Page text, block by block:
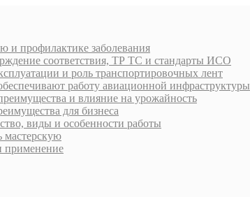
и профилактике заболевания
соответствия, ТР ТС и стандарты ИСО
и роль транспортировочных лент
работу авиационной инфраструктуры
и влияние на урожайность
для бизнеса
виды и особенности работы
мастерскую
применение